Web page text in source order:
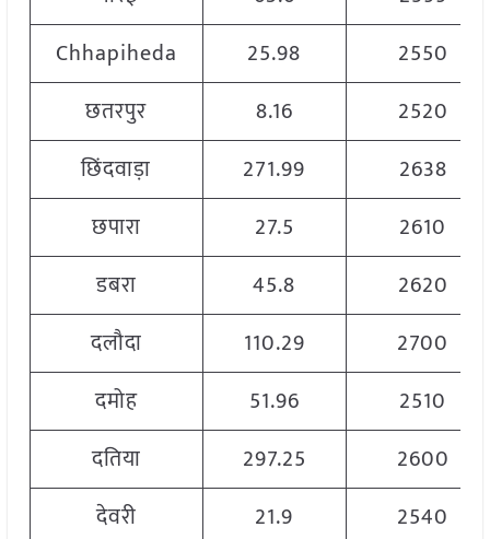
Chhapiheda
25.98
2550
छतरपुर
8.16
2520
छिंदवाड़ा
271.99
2638
छपारा
27.5
2610
डबरा
45.8
2620
दलौदा
110.29
2700
दमोह
51.96
2510
दतिया
297.25
2600
देवरी
21.9
2540